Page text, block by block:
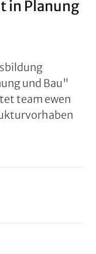
in Planung
und Bau"
team ewen